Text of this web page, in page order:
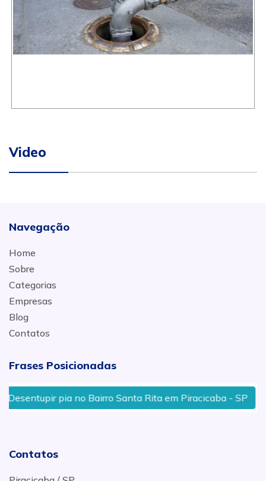
Video
Navegação
Home
Sobre
Categorias
Empresas
Blog
Contatos
Frases Posicionadas
pia no Bairro Santa Rita em Piracicaba - SP
Contatos